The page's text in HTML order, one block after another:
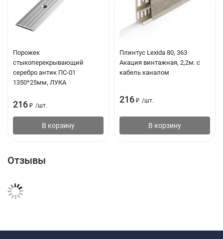
Порожек
стыкоперекрывающий
серебро антик ПС-01
1350*25мм, ЛУКА
216 ₽ /шт.
В корзину
Плинтус Lexida 80, 363
Акация винтажная, 2,2м. с
кабель каналом
216 ₽ /шт.
В корзину
Отзывы